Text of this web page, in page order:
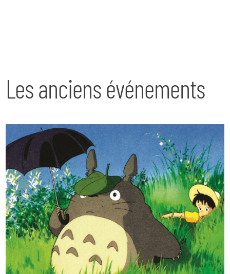
Les anciens événements